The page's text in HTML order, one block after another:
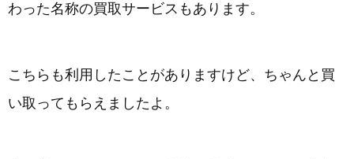
わった名称の買取サービスもあります。
こちらも利用したことがありますけど、ちゃんと買
い取ってもらえましたよ。